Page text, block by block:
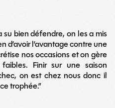
su bien défendre, on les a mis
d’avoir l’avantage contre une
nos occasions et on gère
Finir sur une saison
on est chez nous donc il
trophée.”